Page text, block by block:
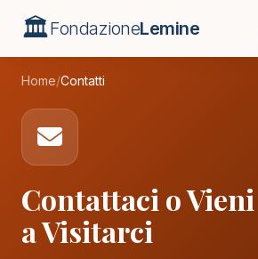
🏛️FondazioneLemine
Home/Contatti
Contattaci o Vieni
a Visitarci